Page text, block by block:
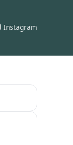
Instagram